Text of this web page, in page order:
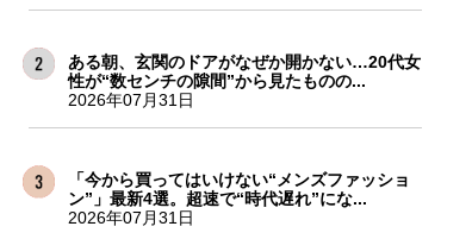
ある朝、玄関のドアがなぜか開かない…20代女
性が“数センチの隙間”から見たものの...
2026年07月31日
「今から買ってはいけない“メンズファッショ
ン”」最新4選。超速で“時代遅れ”にな...
2026年07月31日